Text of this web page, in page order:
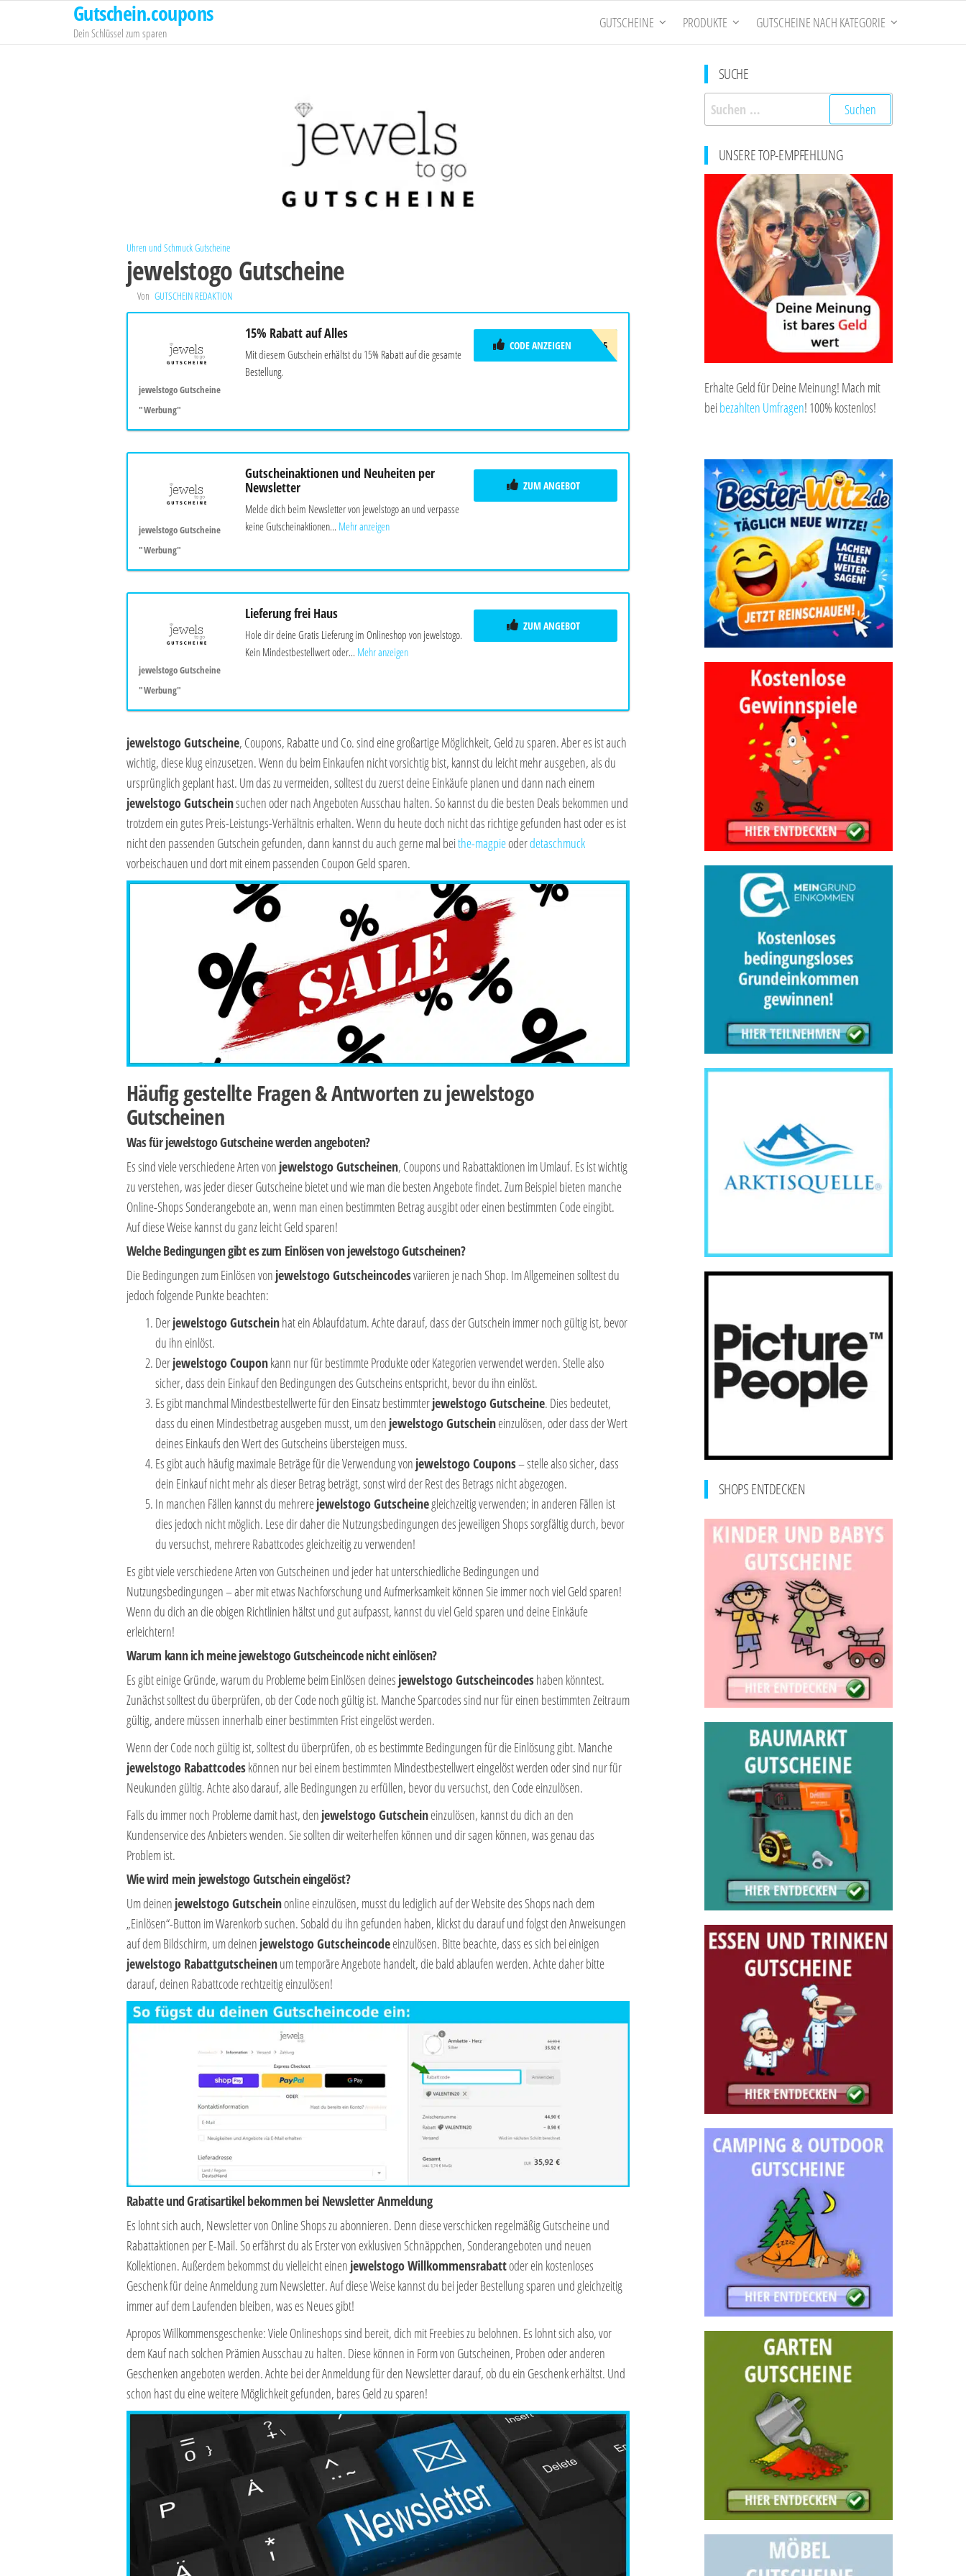
springen
Gutschein.coupons
Dein Schlüssel zum sparen
GUTSCHEINE PRODUKTE GUTSCHEINE NACH KATEGORIE
Uhren und Schmuck Gutscheine
jewelstogo Gutscheine
Von GUTSCHEIN REDAKTION
jewelstogo Gutscheine
"Werbung"
15% Rabatt auf Alles
Mit diesem Gutschein erhältst du 15% Rabatt auf die gesamte
Bestellung.
AC15
CODE ANZEIGEN
jewelstogo Gutscheine
"Werbung"
Gutscheinaktionen und Neuheiten per
Newsletter
Melde dich beim Newsletter von jewelstogo an und verpasse
keine Gutscheinaktionen... Mehr anzeigen
ZUM ANGEBOT
jewelstogo Gutscheine
"Werbung"
Lieferung frei Haus
Hole dir deine Gratis Lieferung im Onlineshop von jewelstogo.
Kein Mindestbestellwert oder... Mehr anzeigen
ZUM ANGEBOT
jewelstogo Gutscheine, Coupons, Rabatte und Co. sind eine großartige Möglichkeit, Geld zu sparen. Aber es ist auch
wichtig, diese klug einzusetzen. Wenn du beim Einkaufen nicht vorsichtig bist, kannst du leicht mehr ausgeben, als du
ursprünglich geplant hast. Um das zu vermeiden, solltest du zuerst deine Einkäufe planen und dann nach einem
jewelstogo Gutscheinsuchen oder nach Angeboten Ausschau halten. So kannst du die besten Deals bekommen und
trotzdem ein gutes Preis-Leistungs-Verhältnis erhalten. Wenn du heute doch nicht das richtige gefunden hast oder es ist
nicht den passenden Gutschein gefunden, dann kannst du auch gerne mal beithe-magpieoderdetaschmuck
vorbeischauen und dort mit einem passenden Coupon Geld sparen.
Häufig gestellte Fragen & Antworten zu jewelstogo
Gutscheinen
Was für jewelstogo Gutscheine werden angeboten?
Es sind viele verschiedene Arten von jewelstogo Gutscheinen, Coupons und Rabattaktionen im Umlauf. Es ist wichtig
zu verstehen, was jeder dieser Gutscheine bietet und wie man die besten Angebote findet. Zum Beispiel bieten manche
Online-Shops Sonderangebote an, wenn man einen bestimmten Betrag ausgibt oder einen bestimmten Code eingibt.
Auf diese Weise kannst du ganz leicht Geld sparen!
Welche Bedingungen gibt es zum Einlösen von jewelstogo Gutscheinen?
Die Bedingungen zum Einlösen von jewelstogo Gutscheincodesvariieren je nach Shop. Im Allgemeinen solltest du
jedoch folgende Punkte beachten:
Derjewelstogo Gutscheinhat ein Ablaufdatum. Achte darauf, dass der Gutschein immer noch gültig ist, bevor
du ihn einlöst.
Derjewelstogo Couponkann nur für bestimmte Produkte oder Kategorien verwendet werden. Stelle also
sicher, dass dein Einkauf den Bedingungen des Gutscheins entspricht, bevor du ihn einlöst.
Es gibt manchmal Mindestbestellwerte für den Einsatz bestimmterjewelstogo Gutscheine. Dies bedeutet,
dass du einen Mindestbetrag ausgeben musst, um den jewelstogo Gutscheineinzulösen, oder dass der Wert
deines Einkaufs den Wert des Gutscheins übersteigen muss.
Es gibt auch häufig maximale Beträge für die Verwendung von jewelstogo Coupons– stelle also sicher, dass
dein Einkauf nicht mehr als dieser Betrag beträgt, sonst wird der Rest des Betrags nicht abgezogen.
In manchen Fällen kannst du mehrerejewelstogo Gutscheinegleichzeitig verwenden; in anderen Fällen ist
dies jedoch nicht möglich. Lese dir daher die Nutzungsbedingungen des jeweiligen Shops sorgfältig durch, bevor
du versuchst, mehrere Rabattcodes gleichzeitig zu verwenden!
Es gibt viele verschiedene Arten von Gutscheinen und jeder hat unterschiedliche Bedingungen und
Nutzungsbedingungen – aber mit etwas Nachforschung und Aufmerksamkeit können Sie immer noch viel Geld sparen!
Wenn du dich an die obigen Richtlinien hältst und gut aufpasst, kannst du viel Geld sparen und deine Einkäufe
erleichtern!
Warum kann ich meine jewelstogo Gutscheincode nicht einlösen?
Es gibt einige Gründe, warum du Probleme beim Einlösen deines jewelstogo Gutscheincodeshaben könntest.
Zunächst solltest du überprüfen, ob der Code noch gültig ist. Manche Sparcodes sind nur für einen bestimmten Zeitraum
gültig, andere müssen innerhalb einer bestimmten Frist eingelöst werden.
Wenn der Code noch gültig ist, solltest du überprüfen, ob es bestimmte Bedingungen für die Einlösung gibt. Manche
jewelstogo Rabattcodeskönnen nur bei einem bestimmten Mindestbestellwert eingelöst werden oder sind nur für
Neukunden gültig. Achte also darauf, alle Bedingungen zu erfüllen, bevor du versuchst, den Code einzulösen.
Falls du immer noch Probleme damit hast, den jewelstogo Gutscheineinzulösen, kannst du dich an den
Kundenservice des Anbieters wenden. Sie sollten dir weiterhelfen können und dir sagen können, was genau das
Problem ist.
Wie wird mein jewelstogo Gutschein eingelöst?
Um deinen jewelstogo Gutscheinonline einzulösen, musst du lediglich auf der Website des Shops nach dem
„Einlösen“-Button im Warenkorb suchen. Sobald du ihn gefunden haben, klickst du darauf und folgst den Anweisungen
auf dem Bildschirm, um deinen jewelstogo Gutscheincodeeinzulösen. Bitte beachte, dass es sich bei einigen
jewelstogo Rabattgutscheinenum temporäre Angebote handelt, die bald ablaufen werden. Achte daher bitte
darauf, deinen Rabattcode rechtzeitig einzulösen!
Rabatte und Gratisartikel bekommen bei Newsletter Anmeldung
Es lohnt sich auch, Newsletter von Online Shops zu abonnieren. Denn diese verschicken regelmäßig Gutscheine und
Rabattaktionen per E-Mail. So erfährst du als Erster von exklusiven Schnäppchen, Sonderangeboten und neuen
Kollektionen. Außerdem bekommst du vielleicht einen jewelstogo Willkommensrabattoder ein kostenloses
Geschenk für deine Anmeldung zum Newsletter. Auf diese Weise kannst du bei jeder Bestellung sparen und gleichzeitig
immer auf dem Laufenden bleiben, was es Neues gibt!
Apropos Willkommensgeschenke: Viele Onlineshops sind bereit, dich mit Freebies zu belohnen. Es lohnt sich also, vor
dem Kauf nach solchen Prämien Ausschau zu halten. Diese können in Form von Gutscheinen, Proben oder anderen
Geschenken angeboten werden. Achte bei der Anmeldung für den Newsletter darauf, ob du ein Geschenk erhältst. Und
schon hast du eine weitere Möglichkeit gefunden, bares Geld zu sparen!
SUCHE
Suchen
nach:
UNSERE TOP-EMPFEHLUNG
Erhalte Geld für Deine Meinung! Mach mit
beibezahlten Umfragen! 100% kostenlos!
SHOPS ENTDECKEN